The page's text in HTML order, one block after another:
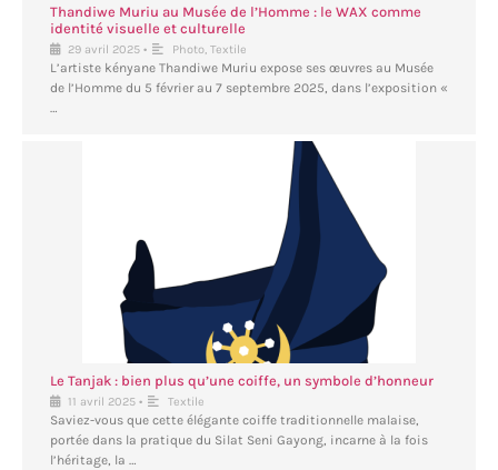
Thandiwe Muriu au Musée de l’Homme : le WAX comme
identité visuelle et culturelle
29 avril 2025 • Photo, Textile
L’artiste kényane Thandiwe Muriu expose ses œuvres au Musée
de l’Homme du 5 février au 7 septembre 2025, dans l’exposition «
…
Le Tanjak : bien plus qu’une coiffe, un symbole d’honneur
11 avril 2025 • Textile
Saviez-vous que cette élégante coiffe traditionnelle malaise,
portée dans la pratique du Silat Seni Gayong, incarne à la fois
l’héritage, la …